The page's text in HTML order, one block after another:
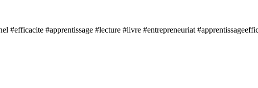
#efficacite #apprentissage #lecture #livre #entrepreneuriat